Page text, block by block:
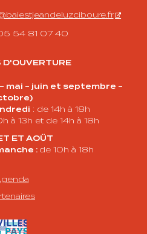
54 81 07 40
D'OUVERTURE
- mai - juin et septembre -
: de 14h à 18h
à 13h et de 14h à 18h
ET AOÜT
: de 10h à 18h
s